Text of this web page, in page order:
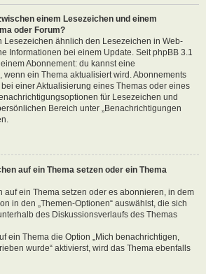
einem Lesezeichen und einem
oder Forum?
Lesezeichen ähnlich den Lesezeichen in Web-
Informationen bei einem Update. Seit phpBB 3.1
Abonnement: du kannst eine
wenn ein Thema aktualisiert wird. Abonnements
einer Aktualisierung eines Themas oder eines
für Lesezeichen und
Bereich unter „Benachrichtigungen
auf ein Thema setzen oder ein Thema
auf ein Thema setzen oder es abonnieren, in dem
in den „Themen-Optionen“ auswählst, die sich
des Diskussionsverlaufs des Themas
ein Thema die Option „Mich benachrichtigen,
wurde“ aktivierst, wird das Thema ebenfalls